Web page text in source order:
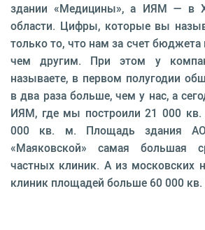
здании «Медицины», а ИЯМ — в
области. Цифры, которые вы
только то, что нам за счет
чем другим. При этом у
называете, в первом полугодии
в два раза больше, чем у нас, а
ИЯМ, где мы построили 21 000 кв.
000 кв. м. Площадь здания
«Маяковской» самая большая
частных клиник. А из московских
клиник площадей больше 60 000 кв.